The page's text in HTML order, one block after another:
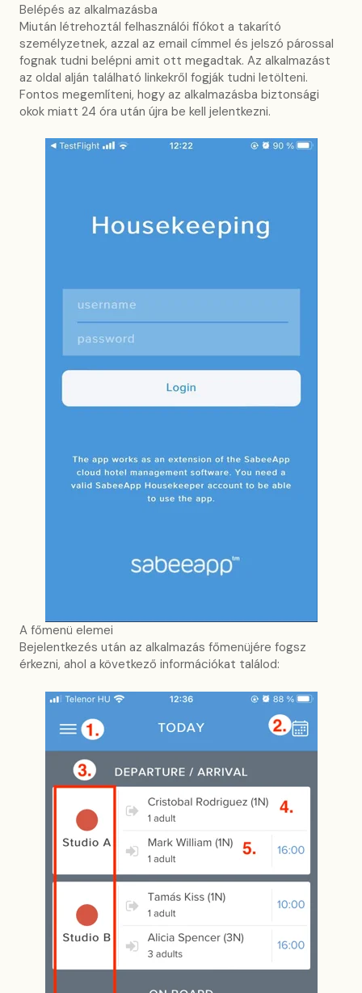
Belépés az alkalmazásba
Miután létrehoztál felhasználói fiókot a takarító
személyzetnek, azzal az email címmel és jelszó párossal
fognak tudni belépni amit ott megadtak. Az alkalmazást
az oldal alján található linkekről fogják tudni letölteni.
Fontos megemlíteni, hogy az alkalmazásba biztonsági
okok miatt 24 óra után újra be kell jelentkezni.
A főmenü elemei
Bejelentkezés után az alkalmazás főmenüjére fogsz
érkezni, ahol a következő információkat találod: